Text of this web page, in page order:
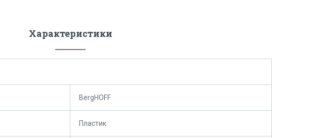
Характеристики
BergHOFF
Пластик